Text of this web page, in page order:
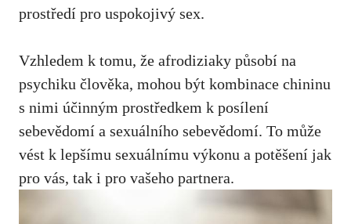
prostředí pro uspokojivý sex.
Vzhledem k tomu, že afrodiziaky působí na
psychiku člověka, mohou být kombinace chininu
s nimi účinným prostředkem k posílení
sebevědomí a sexuálního sebevědomí. To může
vést k lepšímu sexuálnímu výkonu a potěšení jak
pro vás, tak i pro vašeho partnera.